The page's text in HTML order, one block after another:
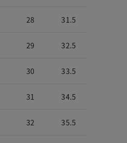
28 31.5
29 32.5
30 33.5
31 34.5
32 35.5